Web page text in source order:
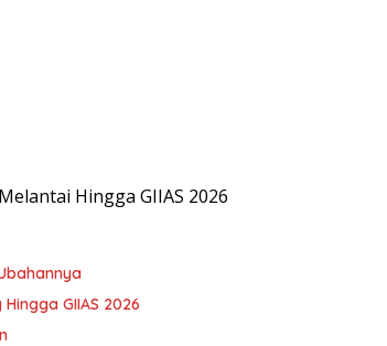
Hingga GIIAS 2026
GIIAS 2026